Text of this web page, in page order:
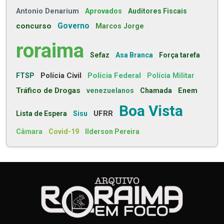
Antonio Denarium Aprovados Auditores Fiscais
concurso Governo Marcos Jorge
roraima Sefaz Asa Branca Força tarefa
FTSP Polícia Civil Polícia Federal Polícia Militar
Tráfico de Drogas venezuelanos Chamada Enem
Lista de Espera Sisu UFRR Boa Vista
Câmara Covid-19 Ilderson Pereira